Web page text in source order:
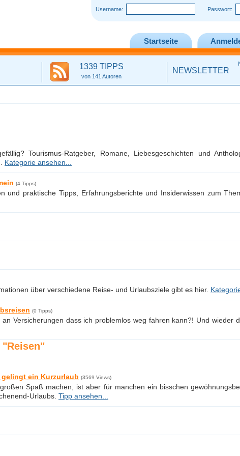
Username: Passwort:
Startseite
1339 TIPPS
von 141 Autoren
NEWSLETTER
Tourismus-Ratgeber, Romane, Liebesgeschichten und
Kategorie ansehen...
(4 Tipps)
und praktische Tipps, Erfahrungsberichte und Insiderwissen zum
über verschiedene Reise- und Urlaubsziele gibt es hier.
(0 Tipps)
Versicherungen dass ich problemlos weg fahren kann?! Und wieder
"Reisen"
ein Kurzurlaub (3569 Views)
Spaß machen, ist aber für manchen ein bisschen
Urlaubs. Tipp ansehen...